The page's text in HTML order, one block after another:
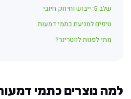
שלב 5: ייבוש וחיזוק חיובי
טיפים למניעת כתמי דמעות
מתי לפנות לווטרינר?
למה נוצרים כתמי